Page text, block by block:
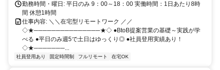
勤務時間・曜日: 平日のみ 9：00～18：00 実働時間：1日あたり8時
間 休憩1時間
仕事内容: ＼＼在宅型リモートワーク ／／
◇★───────────────★◇ ●BtoB提案営業の基礎～実践が学
べる ●平日のみ週5で土日はゆっくり◎ ●社員登用実績あり！
◇★───────...
社員登用あり 固定時間制 フルリモート 在宅OK